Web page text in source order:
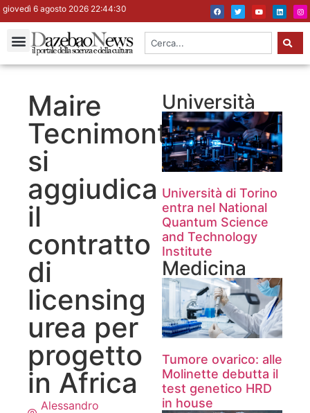
giovedì 6 agosto 2026 22:44:31
Maire
Tecnimont
si
aggiudica
il
contratto
di
licensing
urea per
progetto
in Africa
Alessandro
Università
Università di Torino
entra nel National
Quantum Science
and Technology
Institute
Medicina
Tumore ovarico: alle
Molinette debutta il
test genetico HRD
in house